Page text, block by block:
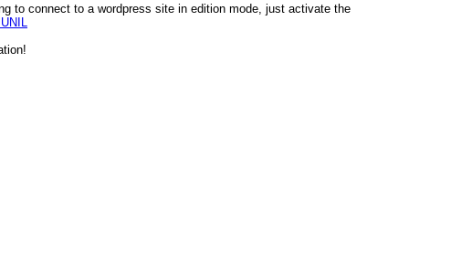
to connect to a wordpress site in edition mode, just activate the